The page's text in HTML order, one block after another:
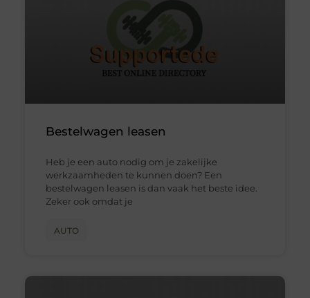
Bestelwagen leasen
Heb je een auto nodig om je zakelijke
werkzaamheden te kunnen doen? Een
bestelwagen leasen is dan vaak het beste idee.
Zeker ook omdat je
AUTO